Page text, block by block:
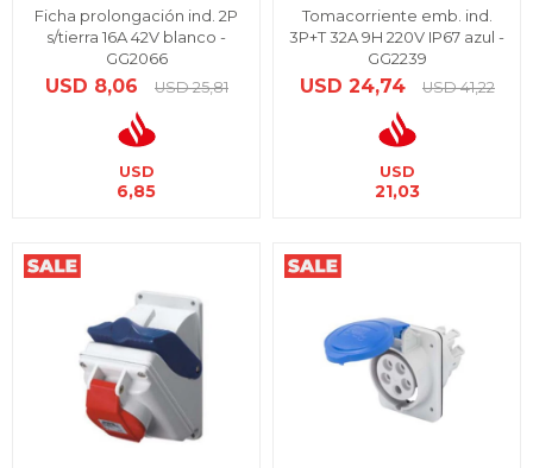
Ficha prolongación ind. 2P
s/tierra 16A 42V blanco -
GG2066
USD 8,06 USD 25,81
USD
6,85
Tomacorriente emb. ind.
3P+T 32A 9H 220V IP67 azul -
GG2239
USD 24,74 USD 41,22
USD
21,03